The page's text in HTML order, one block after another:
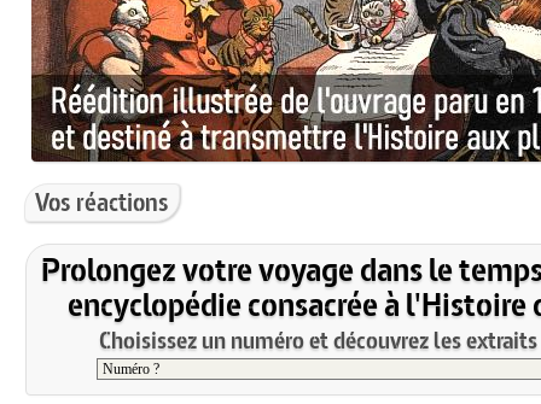
Vos réactions
Prolongez votre voyage dans le
encyclopédie consacrée à l'Histoire
Choisissez un numéro et découvrez les